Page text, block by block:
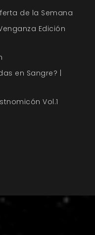
de la Semana
Edición
en Sangre? |
Vol.1